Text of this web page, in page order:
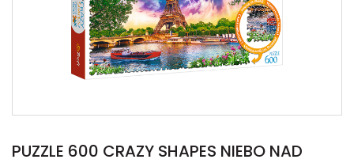
PUZZLE 600 CRAZY SHAPES NIEBO NAD